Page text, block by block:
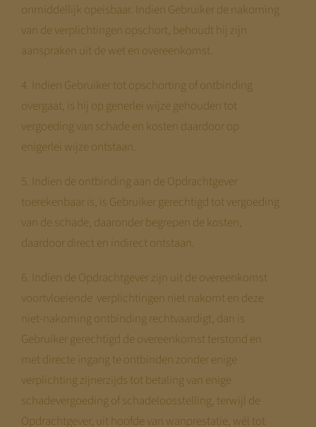
onmiddellijk opeisbaar. Indien Gebruiker de nakoming
van de verplichtingen opschort, behoudt hij zijn
aanspraken uit de wet en overeenkomst.
4. Indien Gebruiker tot opschorting of ontbinding
overgaat, is hij op generlei wijze gehouden tot
vergoeding van schade en kosten daardoor op
enigerlei wijze ontstaan.
5. Indien de ontbinding aan de Opdrachtgever
toerekenbaar is, is Gebruiker gerechtigd tot vergoeding
van de schade, daaronder begrepen de kosten,
daardoor direct en indirect ontstaan.
6. Indien de Opdrachtgever zijn uit de overeenkomst
voortvloeiende verplichtingen niet nakomt en deze
niet-nakoming ontbinding rechtvaardigt, dan is
Gebruiker gerechtigd de overeenkomst terstond en
met directe ingang te ontbinden zonder enige
verplichting zijnerzijds tot betaling van enige
schadevergoeding of schadeloosstelling, terwijl de
Opdrachtgever, uit hoofde van wanprestatie, wél tot